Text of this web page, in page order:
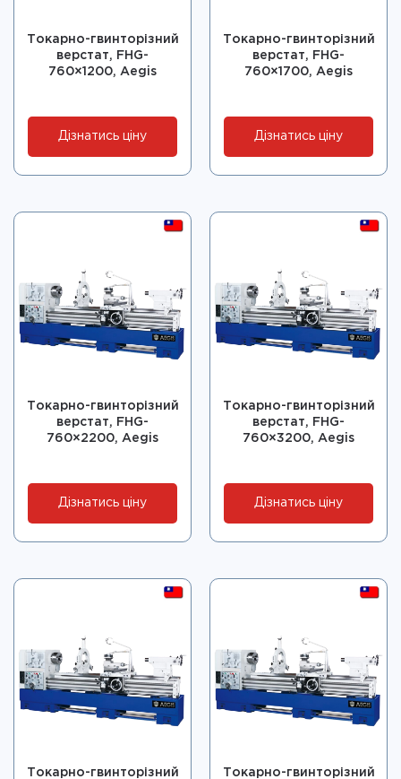
Токарно-гвинторізний
верстат, FHG-
760×1200, Aegis
Дізнатись ціну
Токарно-гвинторізний
верстат, FHG-
760×1700, Aegis
Дізнатись ціну
Токарно-гвинторізний
верстат, FHG-
760×2200, Aegis
Дізнатись ціну
Токарно-гвинторізний
верстат, FHG-
760×3200, Aegis
Дізнатись ціну
Токарно-гвинторізний
Токарно-гвинторізний